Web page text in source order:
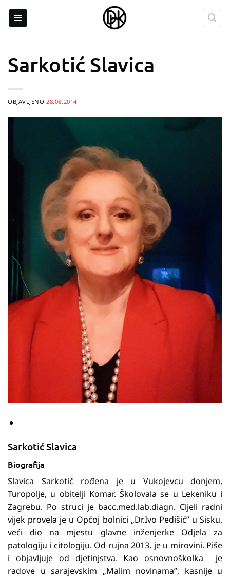
Sarkotić Slavica
OBJAVLJENO28.08.2014
Sarkotić Slavica
Biografija
Slavica Sarkotić rođena je u Vukojevcu donjem,
Turopolje, u obitelji Komar. Školovala se u Lekeniku i
Zagrebu. Po struci je bacc.med.lab.diagn. Cijeli radni
vijek provela je u Općoj bolnici „Dr.Ivo Pedišić” u Sisku,
veći dio na mjestu glavne inženjerke Odjela za
patologiju i citologiju. Od rujna 2013. je u mirovini. Piše
i objavljuje od djetinjstva. Kao osnovnoškolka je
radove u sarajevskim „Malim novinama”, kasnije u